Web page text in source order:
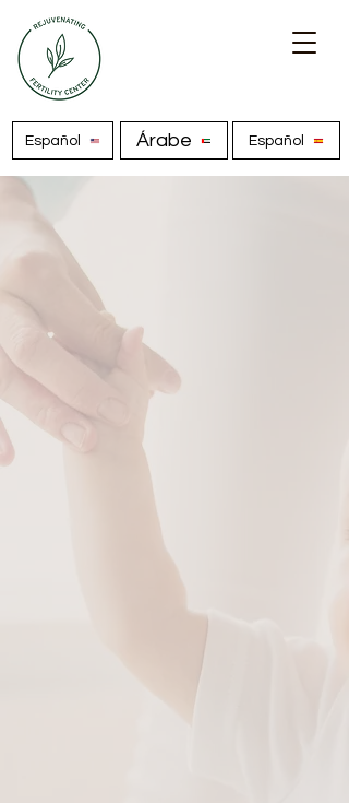
Español Árabe Español
ovárico con PRP de
tejido adiposo
Si te han dicho que no tienes óvulos
(porque estás en la menopausia o
padeces insuficiencia ovárica
prematura) o que tus óvulos son de
mala calidad porque tienes más de 45
años, el rejuvenecimiento ovárico con
PRP de tejido adiposo podría ayudarte
óvulos y evitar así recurrir a óvulos de
los nacimientos de bebés vivos en
enfoque avanzado de